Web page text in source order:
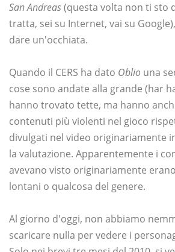
San Andreas(questa volta non ti sto
tratta, sei su Internet, vai su
dare un'occhiata.
Quando il CERS ha dato Oblio una
cose sono andate alla grande (har
hanno trovato tette, ma hanno
contenuti più violenti nel gioco
divulgati nel video originariamente
la valutazione. Apparentemente i
avevano visto originariamente
lontani o qualcosa del genere.
Al giorno d'oggi, non abbiamo
scaricare nulla per vedere i